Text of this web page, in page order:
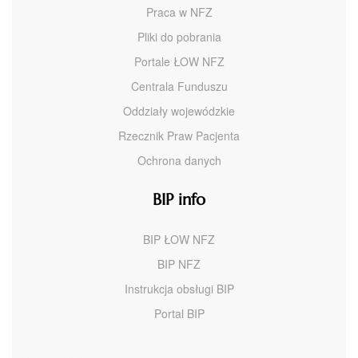
Praca w NFZ
Pliki do pobrania
Portale ŁOW NFZ
Centrala Funduszu
Oddziały wojewódzkie
Rzecznik Praw Pacjenta
Ochrona danych
BIP info
BIP ŁOW NFZ
BIP NFZ
Instrukcja obsługi BIP
Portal BIP